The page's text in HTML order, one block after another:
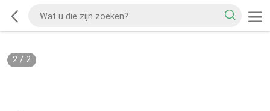
2/ 2